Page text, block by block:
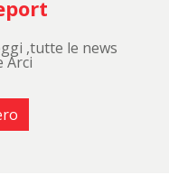
,tutte le news
Arci